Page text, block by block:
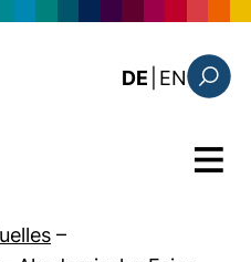
DE EN: the
Menü
–